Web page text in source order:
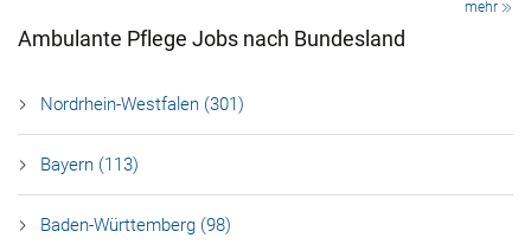
mehr
Ambulante Pflege Jobs nach Bundesland
Nordrhein-Westfalen (301)
Bayern (113)
Baden-Württemberg (98)